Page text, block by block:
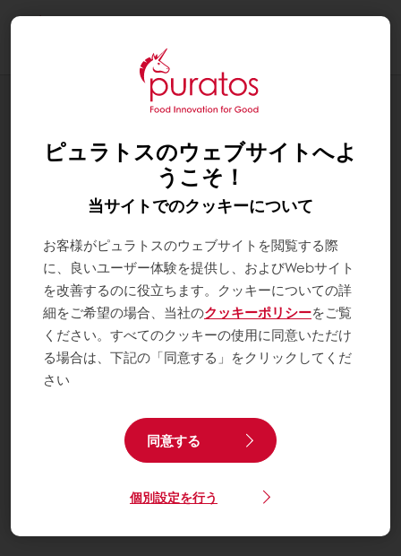
ピュラトスのウェブサイトへよ
うこそ！
当サイトでのクッキーについて
お客様がピュラトスのウェブサイトを閲覧する際
に、良いユーザー体験を提供し、およびWebサイト
を改善するのに役立ちます。クッキーについての詳
細をご希望の場合、当社のクッキーポリシーをご覧
ください。すべてのクッキーの使用に同意いただけ
る場合は、下記の「同意する」をクリックしてくだ
さい
同意する
個別設定を行う